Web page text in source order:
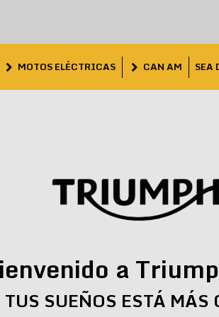
MOTOS ELÉCTRICAS CAN AM SEA
a
SUEÑOS ESTÁ